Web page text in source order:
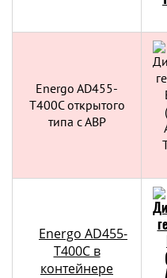
Energo AD455-
T400C открытого
типа с АВР
Energo AD455-
T400C в
контейнере